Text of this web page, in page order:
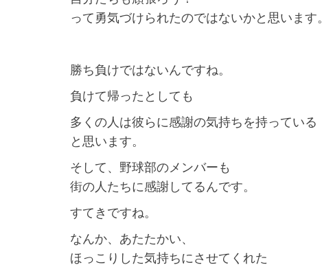
って勇気づけられたのではないかと思います。
勝ち負けではないんですね。
負けて帰ったとしても
多くの人は彼らに感謝の気持ちを持っている
と思います。
そして、野球部のメンバーも
街の人たちに感謝してるんです。
すてきですね。
なんか、あたたかい、
ほっこりした気持ちにさせてくれた